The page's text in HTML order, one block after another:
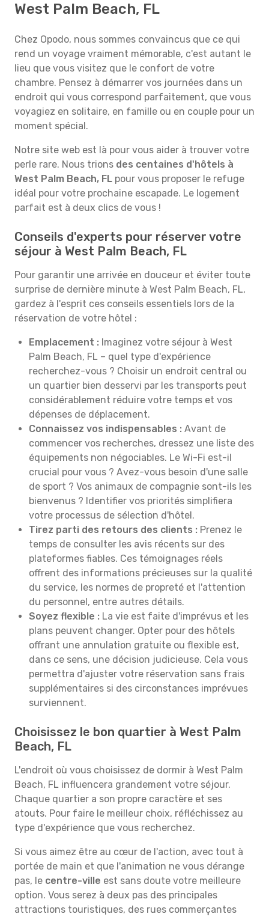
West Palm Beach, FL
Chez Opodo, nous sommes convaincus que ce qui
rend un voyage vraiment mémorable, c'est autant le
lieu que vous visitez que le confort de votre
chambre. Pensez à démarrer vos journées dans un
endroit qui vous correspond parfaitement, que vous
voyagiez en solitaire, en famille ou en couple pour un
moment spécial.
Notre site web est là pour vous aider à trouver votre
perle rare. Nous trions des centaines d'hôtels à
West Palm Beach, FL pour vous proposer le refuge
idéal pour votre prochaine escapade. Le logement
parfait est à deux clics de vous !
Conseils d'experts pour réserver votre
séjour à West Palm Beach, FL
Pour garantir une arrivée en douceur et éviter toute
surprise de dernière minute à West Palm Beach, FL,
gardez à l'esprit ces conseils essentiels lors de la
réservation de votre hôtel :
Emplacement : Imaginez votre séjour à West
Palm Beach, FL – quel type d'expérience
recherchez-vous ? Choisir un endroit central ou
un quartier bien desservi par les transports peut
considérablement réduire votre temps et vos
dépenses de déplacement.
Connaissez vos indispensables : Avant de
commencer vos recherches, dressez une liste des
équipements non négociables. Le Wi-Fi est-il
crucial pour vous ? Avez-vous besoin d'une salle
de sport ? Vos animaux de compagnie sont-ils les
bienvenus ? Identifier vos priorités simplifiera
votre processus de sélection d'hôtel.
Tirez parti des retours des clients : Prenez le
temps de consulter les avis récents sur des
plateformes fiables. Ces témoignages réels
offrent des informations précieuses sur la qualité
du service, les normes de propreté et l'attention
du personnel, entre autres détails.
Soyez flexible : La vie est faite d'imprévus et les
plans peuvent changer. Opter pour des hôtels
offrant une annulation gratuite ou flexible est,
dans ce sens, une décision judicieuse. Cela vous
permettra d'ajuster votre réservation sans frais
supplémentaires si des circonstances imprévues
surviennent.
Choisissez le bon quartier à West Palm
Beach, FL
L'endroit où vous choisissez de dormir à West Palm
Beach, FL influencera grandement votre séjour.
Chaque quartier a son propre caractère et ses
atouts. Pour faire le meilleur choix, réfléchissez au
type d'expérience que vous recherchez.
Si vous aimez être au cœur de l'action, avec tout à
portée de main et que l'animation ne vous dérange
pas, le centre-ville est sans doute votre meilleure
option. Vous serez à deux pas des principales
attractions touristiques, des rues commerçantes